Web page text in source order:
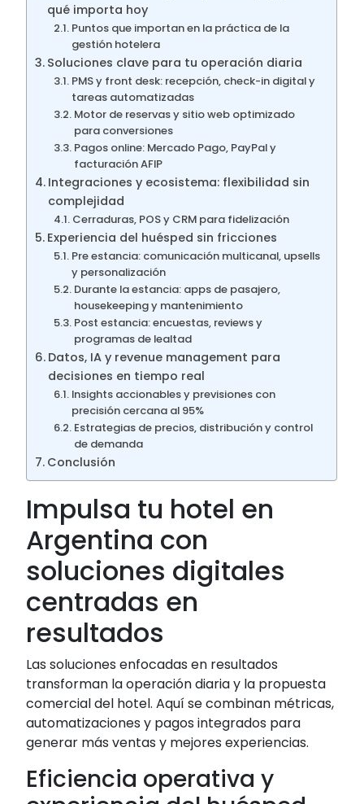
qué importa hoy
Puntos que importan en la práctica de la
gestión hotelera
Soluciones clave para tu operación diaria
PMS y front desk: recepción, check-in digital y
tareas automatizadas
Motor de reservas y sitio web optimizado
para conversiones
Pagos online: Mercado Pago, PayPal y
facturación AFIP
Integraciones y ecosistema: flexibilidad sin
complejidad
Cerraduras, POS y CRM para fidelización
Experiencia del huésped sin fricciones
Pre estancia: comunicación multicanal, upsells
y personalización
Durante la estancia: apps de pasajero,
housekeeping y mantenimiento
Post estancia: encuestas, reviews y
programas de lealtad
Datos, IA y revenue management para
decisiones en tiempo real
Insights accionables y previsiones con
precisión cercana al 95%
Estrategias de precios, distribución y control
de demanda
Conclusión
Impulsa tu hotel en
Argentina con
soluciones digitales
centradas en
resultados
Las soluciones enfocadas en resultados
transforman la operación diaria y la propuesta
comercial del hotel. Aquí se combinan métricas,
automatizaciones y pagos integrados para
generar más ventas y mejores experiencias.
Eficiencia operativa y